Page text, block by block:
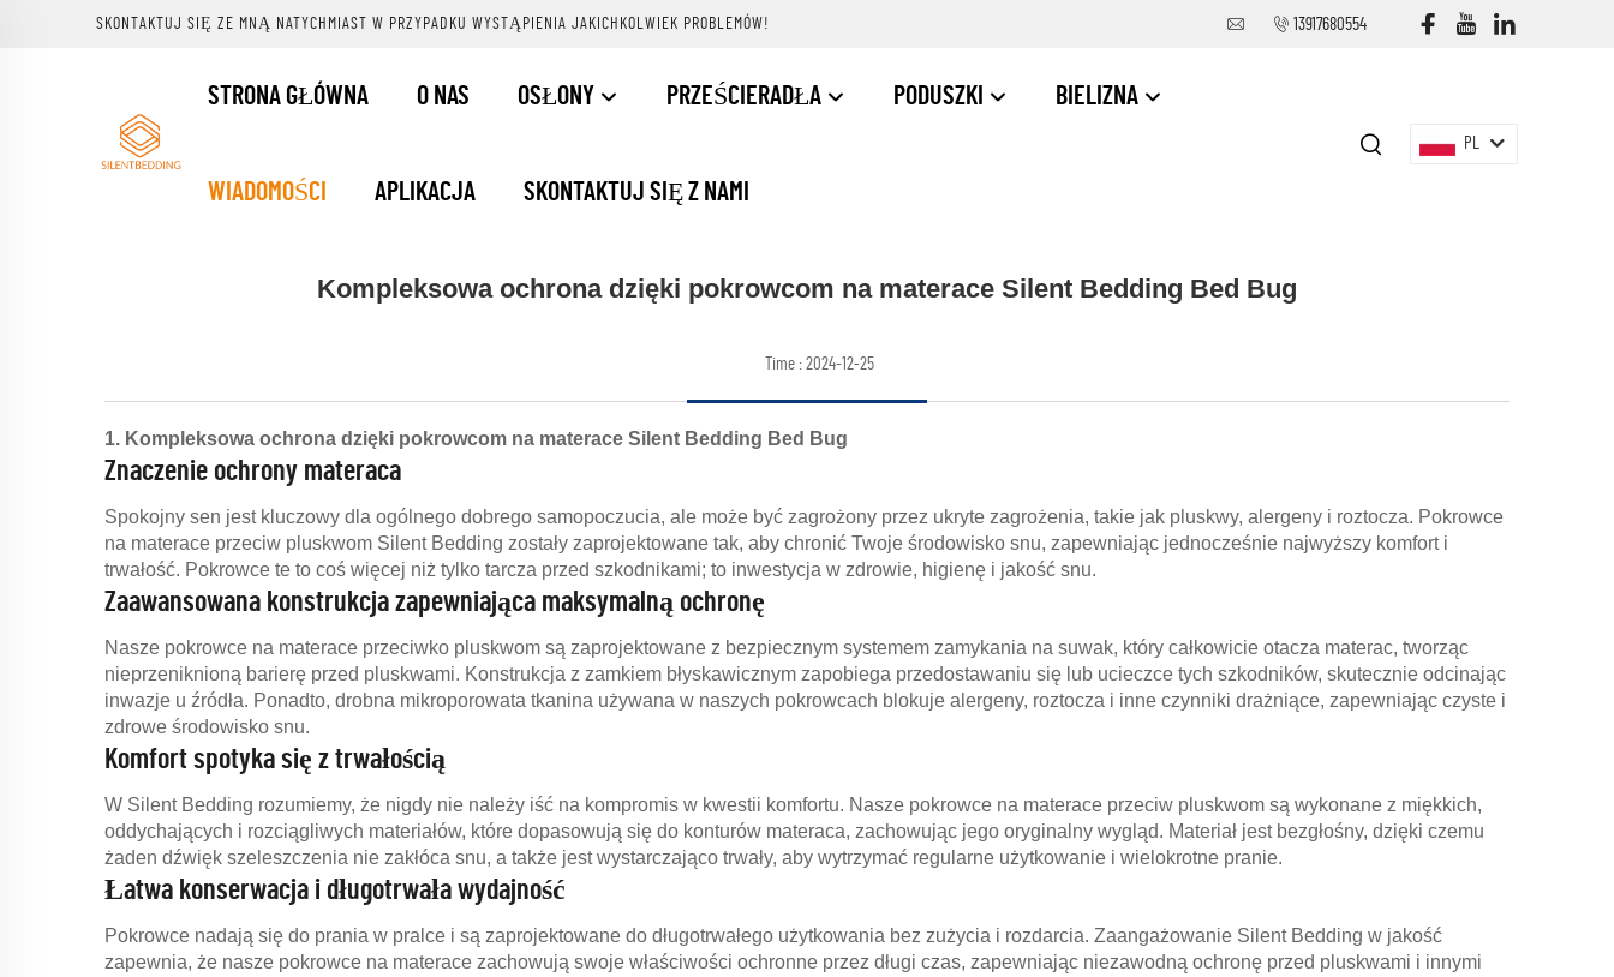
SKONTAKTUJ SIĘ ZE MNĄ NATYCHMIAST W PRZYPADKU WYSTĄPIENIA JAKICHKOLWIEK PROBLEMÓW! 13917680554
STRONA GŁÓWNA O NAS OSŁONY PRZEŚCIERADŁA PODUSZKI BIELIZNA
WIADOMOŚCI APLIKACJA SKONTAKTUJ SIĘ Z NAMI
PL
Kompleksowa ochrona dzięki pokrowcom na materace Silent Bedding Bed Bug
Time : 2024-12-25
1. Kompleksowa ochrona dzięki pokrowcom na materace Silent Bedding Bed Bug
Znaczenie ochrony materaca
Spokojny sen jest kluczowy dla ogólnego dobrego samopoczucia, ale może być zagrożony przez ukryte zagrożenia, takie jak pluskwy, alergeny i roztocza. Pokrowce
na materace przeciw pluskwom Silent Bedding zostały zaprojektowane tak, aby chronić Twoje środowisko snu, zapewniając jednocześnie najwyższy komfort i
trwałość. Pokrowce te to coś więcej niż tylko tarcza przed szkodnikami; to inwestycja w zdrowie, higienę i jakość snu.
Zaawansowana konstrukcja zapewniająca maksymalną ochronę
Nasze pokrowce na materace przeciwko pluskwom są zaprojektowane z bezpiecznym systemem zamykania na suwak, który całkowicie otacza materac, tworząc
nieprzeniknioną barierę przed pluskwami. Konstrukcja z zamkiem błyskawicznym zapobiega przedostawaniu się lub ucieczce tych szkodników, skutecznie odcinając
inwazje u źródła. Ponadto, drobna mikroporowata tkanina używana w naszych pokrowcach blokuje alergeny, roztocza i inne czynniki drażniące, zapewniając czyste i
zdrowe środowisko snu.
Komfort spotyka się z trwałością
W Silent Bedding rozumiemy, że nigdy nie należy iść na kompromis w kwestii komfortu. Nasze pokrowce na materace przeciw pluskwom są wykonane z miękkich,
oddychających i rozciągliwych materiałów, które dopasowują się do konturów materaca, zachowując jego oryginalny wygląd. Materiał jest bezgłośny, dzięki czemu
żaden dźwięk szeleszczenia nie zakłóca snu, a także jest wystarczająco trwały, aby wytrzymać regularne użytkowanie i wielokrotne pranie.
Łatwa konserwacja i długotrwała wydajność
Pokrowce nadają się do prania w pralce i są zaprojektowane do długotrwałego użytkowania bez zużycia i rozdarcia. Zaangażowanie Silent Bedding w jakość
zapewnia, że nasze pokrowce na materace zachowują swoje właściwości ochronne przez długi czas, zapewniając niezawodną ochronę przed pluskwami i innymi